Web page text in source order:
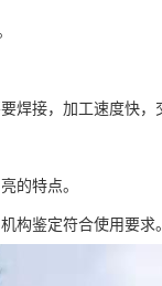
焊接，加工速度快，
的特点。
构鉴定符合使用要求。